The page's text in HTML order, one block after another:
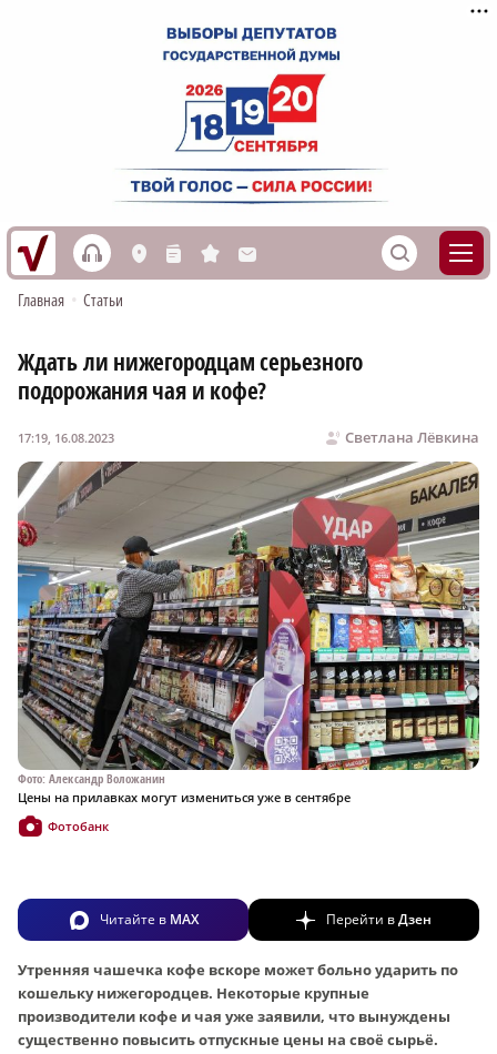
h L n s M S
Главная • Статьи
Ждать ли нижегородцам серьезного
подорожания чая и кофе?
Светлана Лёвкина
17:19, 16.08.2023
Фото: Александр Воложанин
Цены на прилавках могут измениться уже в сентябре
Фотобанк
Читайте в MAX Перейти вДзен
Утренняя чашечка кофе вскоре может больно ударить по
кошельку нижегородцев. Некоторые крупные
производители кофе и чая уже заявили, что вынуждены
существенно повысить отпускные цены на своё сырьё.